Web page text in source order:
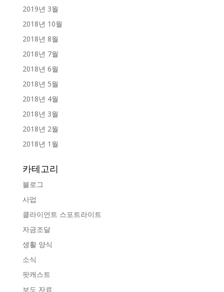
2019년 3월
2018년 10월
2018년 8월
2018년 7월
2018년 6월
2018년 5월
2018년 4월
2018년 3월
2018년 2월
2018년 1월
카테고리
블로그
사업
클라이언트 스포트라이트
자금조달
생활 양식
소식
팟캐스트
보도 자료